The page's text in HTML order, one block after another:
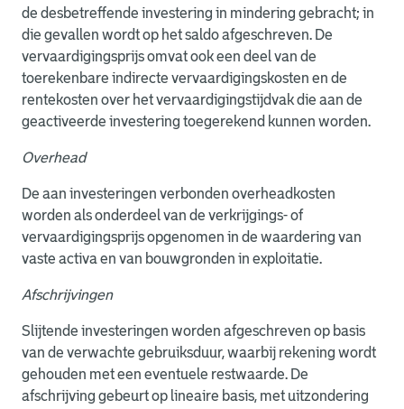
de desbetreffende investering in mindering gebracht; in
die gevallen wordt op het saldo afgeschreven. De
vervaardigingsprijs omvat ook een deel van de
toerekenbare indirecte vervaardigingskosten en de
rentekosten over het vervaardigingstijdvak die aan de
geactiveerde investering toegerekend kunnen worden.
Overhead
De aan investeringen verbonden overheadkosten
worden als onderdeel van de verkrijgings- of
vervaardigingsprijs opgenomen in de waardering van
vaste activa en van bouwgronden in exploitatie.
Afschrijvingen
Slijtende investeringen worden afgeschreven op basis
van de verwachte gebruiksduur, waarbij rekening wordt
gehouden met een eventuele restwaarde. De
afschrijving gebeurt op lineaire basis, met uitzondering